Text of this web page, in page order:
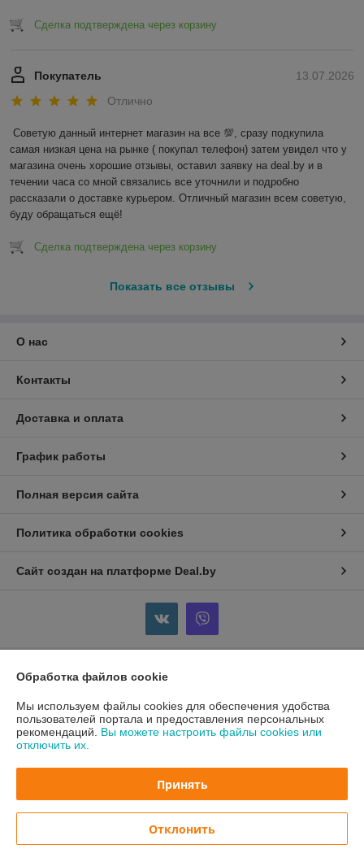
Сделка подтверждена через корзину
13.07.2026
Покупатель
Отлично
Советую данный интернет магазин на все 💯, сразу подкупила
самая низкая цена на рынке ( покупал телефон) затем увидел что у
магазина очень хорошие отзывы, оставил заявку на deal.by и в
течении часа со мной связались все уточнили и подробно
рассказали о доставке курьером. Отличный магазин всем советую,
буду обращаться ещё!
Сделка подтверждена через корзину
Показать все отзывы
О нас
Контакты
Доставка и оплата
График работы
Полная версия сайта
Политика обработки cookies
Сайт создан на платформе Deal.by
Информация для покупателя
Юридическое лицо:Общество с ограниченной ответственностью
«Анолия»
231900 г. Волковыск ул. Зенитчиков 24
комитет
Дата регистрации компании: 31.12.2025
Обработка файлов cookie
Мы используем файлы cookies для обеспечения удобства
пользователей портала и предоставления персональных
рекомендаций. Вы можете настроить файлы cookies или
отключить их.
Принять
Отклонить